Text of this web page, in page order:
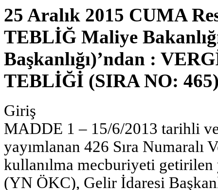
25 Aralık 2015 CUMA
TEBLİĞ Maliye
Başkanlığı)’ndan :
TEBLİĞİ (SIRA NO:
Giriş
MADDE 1 – 15/6/2013 tarihli ve
yayımlanan 426 Sıra
kullanılma mecburiyeti
(YN ÖKC), Gelir İdaresi